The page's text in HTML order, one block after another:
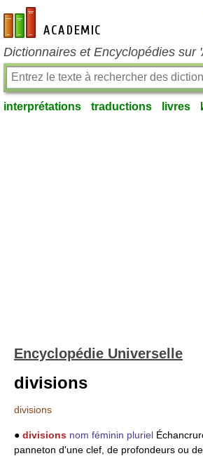
fr-academic.com
Dictionnaires et Encyclopédies sur
interprétations traductions livres
Encyclopédie Universelle
divisions
divisions
● divisions nom féminin pluriel
panneton d'une clef, de profondeurs ou